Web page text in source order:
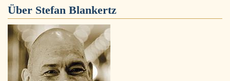
Über Stefan Blankertz